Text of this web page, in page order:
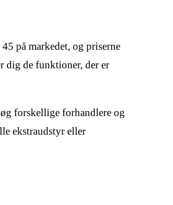
på markedet, og priserne
dig de funktioner, der er
forskellige forhandlere og
ekstraudstyr eller